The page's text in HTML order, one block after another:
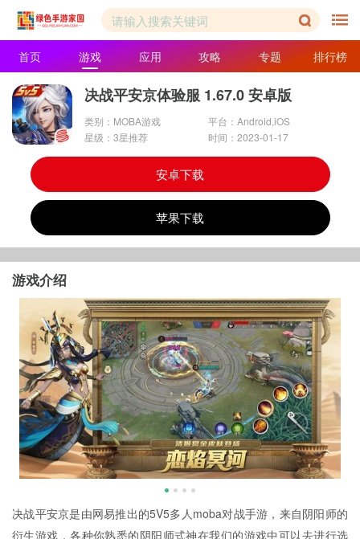
首页 游戏 应用 攻略 专题 排行榜
决战平安京体验服 1.67.0 安卓版
类别：MOBA游戏
平台：Android,iOS
星级：3星推荐
时间：2023-01-17
安卓下载
苹果下载
游戏介绍
决战平安京是由网易推出的5V5多人moba对战手游，来自阴阳师的
衍生游戏，各种你熟悉的阴阳师式神在我们的游戏中可以去进行选